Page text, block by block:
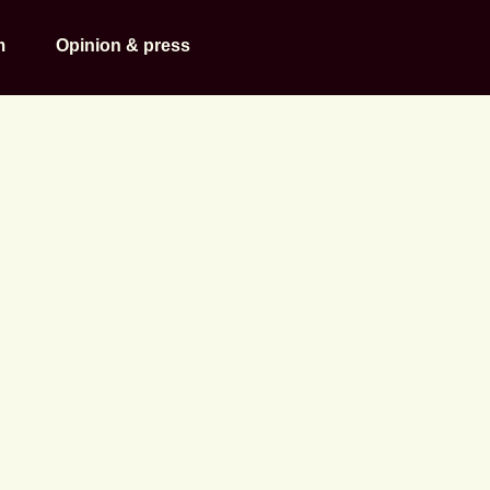
Opinion & press